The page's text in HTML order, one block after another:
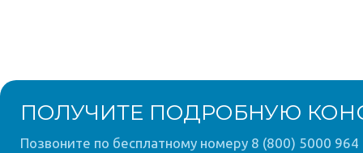
ПОЛУЧИТЕ ПОДРОБНУЮ
Позвоните по бесплатному номеру 8 (800) 5000 964